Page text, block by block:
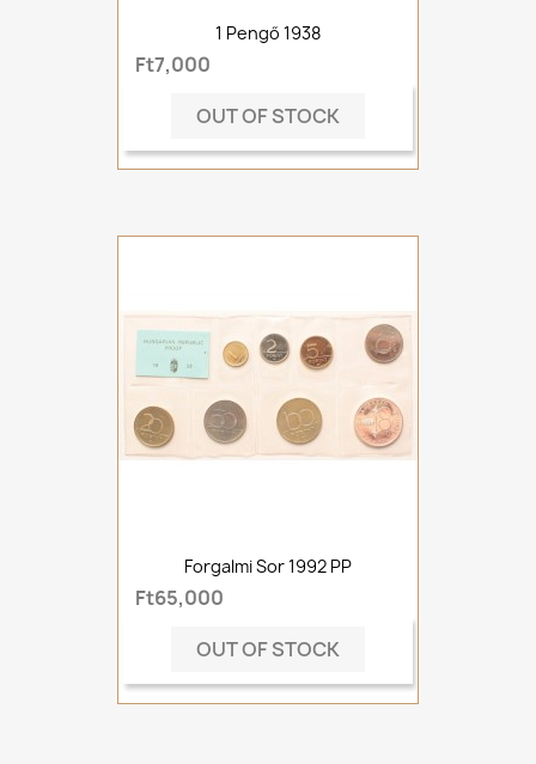
1 Pengő 1938
Ft7,000
OUT OF STOCK
Forgalmi Sor 1992 PP
Ft65,000
OUT OF STOCK